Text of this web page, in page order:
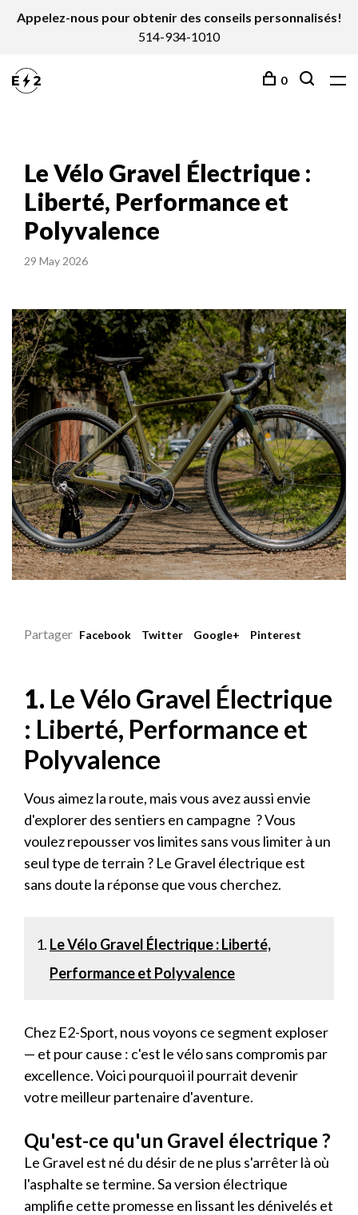
Appelez-nous pour obtenir des conseils personnalisés!
514-934-1010
0
Le Vélo Gravel Électrique :
Liberté, Performance et
Polyvalence
29 May 2026
Partager Facebook Twitter Google+ Pinterest
Le Vélo Gravel Électrique
: Liberté, Performance et
Polyvalence
Vous aimez la route, mais vous avez aussi envie
d'explorer des sentiers en campagne ? Vous
voulez repousser vos limites sans vous limiter à un
seul type de terrain ? Le Gravel électrique est
sans doute la réponse que vous cherchez.
Le Vélo Gravel Électrique : Liberté,
Performance et Polyvalence
Chez E2-Sport, nous voyons ce segment exploser
— et pour cause : c'est le vélo sans compromis par
excellence. Voici pourquoi il pourrait devenir
votre meilleur partenaire d'aventure.
Qu'est-ce qu'un Gravel électrique ?
Le Gravel est né du désir de ne plus s'arrêter là où
l'asphalte se termine. Sa version électrique
amplifie cette promesse en lissant les dénivelés et